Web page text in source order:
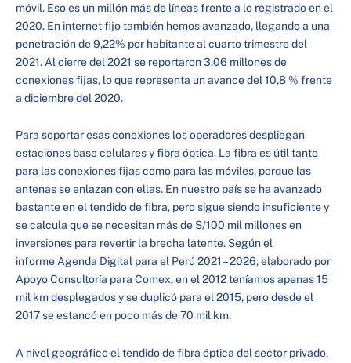
móvil. Eso es un millón más de líneas frente a lo registrado en el
2020. En internet fijo también hemos avanzado, llegando a una
penetración de 9,22% por habitante al cuarto trimestre del
2021. Al cierre del 2021 se reportaron 3,06 millones de
conexiones fijas, lo que representa un avance del 10,8 % frente
a diciembre del 2020.
Para soportar esas conexiones los operadores despliegan
estaciones base celulares y fibra óptica. La fibra es útil tanto
para las conexiones fijas como para las móviles, porque las
antenas se enlazan con ellas. En nuestro país se ha avanzado
bastante en el tendido de fibra, pero sigue siendo insuficiente y
se calcula que se necesitan más de S/100 mil millones en
inversiones para revertir la brecha latente. Según el
informe Agenda Digital para el Perú 2021 – 2026, elaborado por
Apoyo Consultoría para Comex, en el 2012 teníamos apenas 15
mil km desplegados y se duplicó para el 2015, pero desde el
2017 se estancó en poco más de 70 mil km.
A nivel geográfico el tendido de fibra óptica del sector privado,